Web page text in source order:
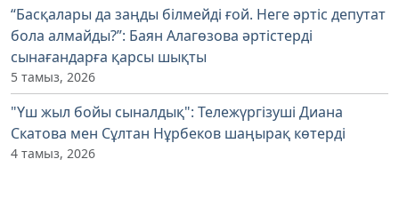
“Басқалары да заңды білмейді ғой. Неге әртіс депутат
бола алмайды?”: Баян Алагөзова әртістерді
сынағандарға қарсы шықты
5 тамыз, 2026
"Үш жыл бойы сыналдық": Тележүргізуші Диана
Скатова мен Сұлтан Нұрбеков шаңырақ көтерді
4 тамыз, 2026